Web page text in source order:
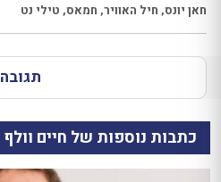
חאן יונס, חיל האוויר, חמאס, טילי נט
תגובה
כתבות נוספות של חיים וולף